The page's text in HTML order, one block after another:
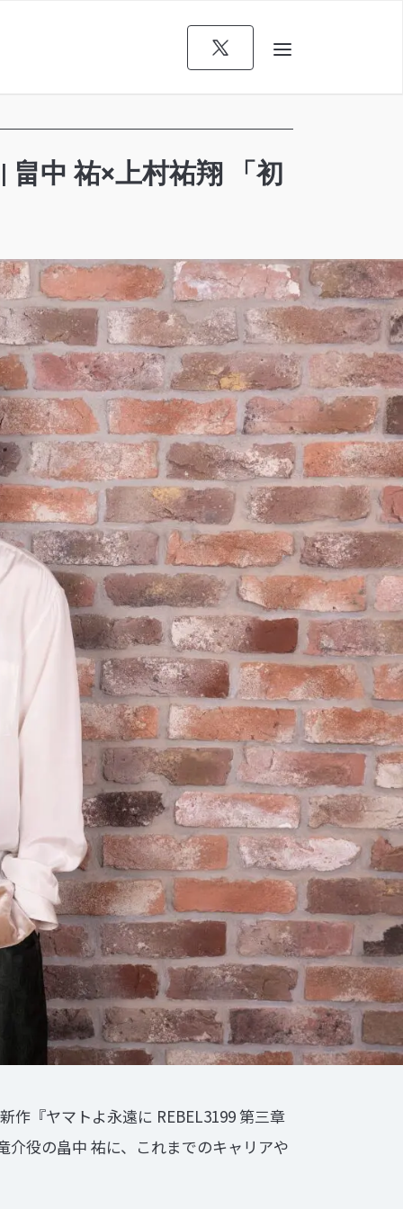
中 祐×上村祐翔 「初
作『ヤマトよ永遠に REBEL3199 第三章
役の畠中 祐に、これまでのキャリアや